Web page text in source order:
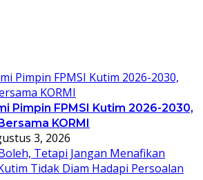
Pimpin FPMSI Kutim 2026-2030,
KORMI
3, 2026